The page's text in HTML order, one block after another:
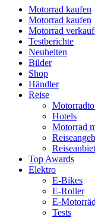
Motorrad kaufen
Motorrad kaufen
Motorrad
Testberichte
Neuheiten
Bilder
Shop
Händler
Reise
Hotels
Motorrad
Top Awards
Elektro
E-Bikes
E-Roller
E-
Tests